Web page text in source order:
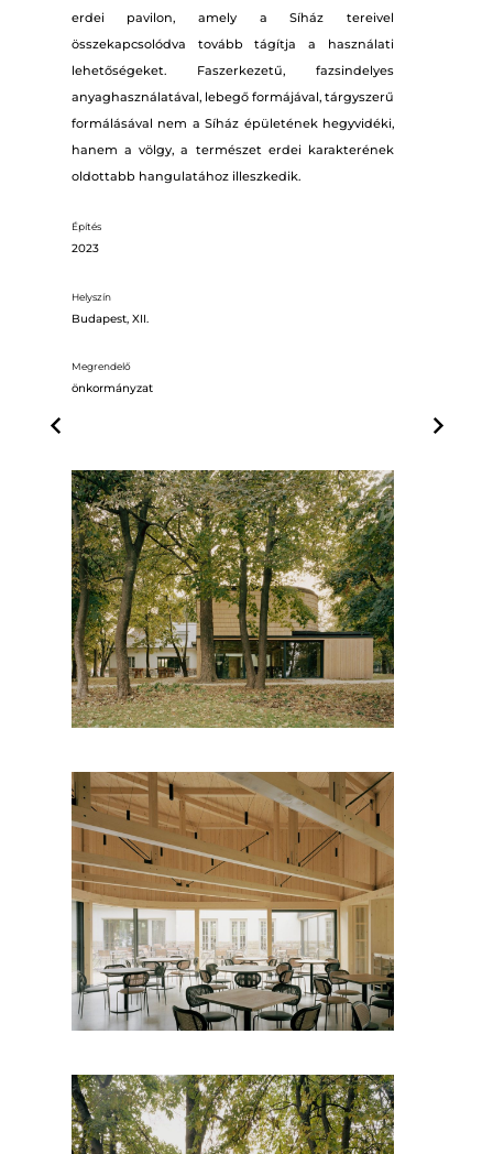
erdei pavilon, amely a Síház tereivel
összekapcsolódva tovább tágítja a használati
lehetőségeket. Faszerkezetű, fazsindelyes
anyaghasználatával, lebegő formájával, tárgyszerű
formálásával nem a Síház épületének hegyvidéki,
hanem a völgy, a természet erdei karakterének
oldottabb hangulatához illeszkedik.
Építés
2023
Helyszín
Budapest, XII.
Megrendelő
önkormányzat